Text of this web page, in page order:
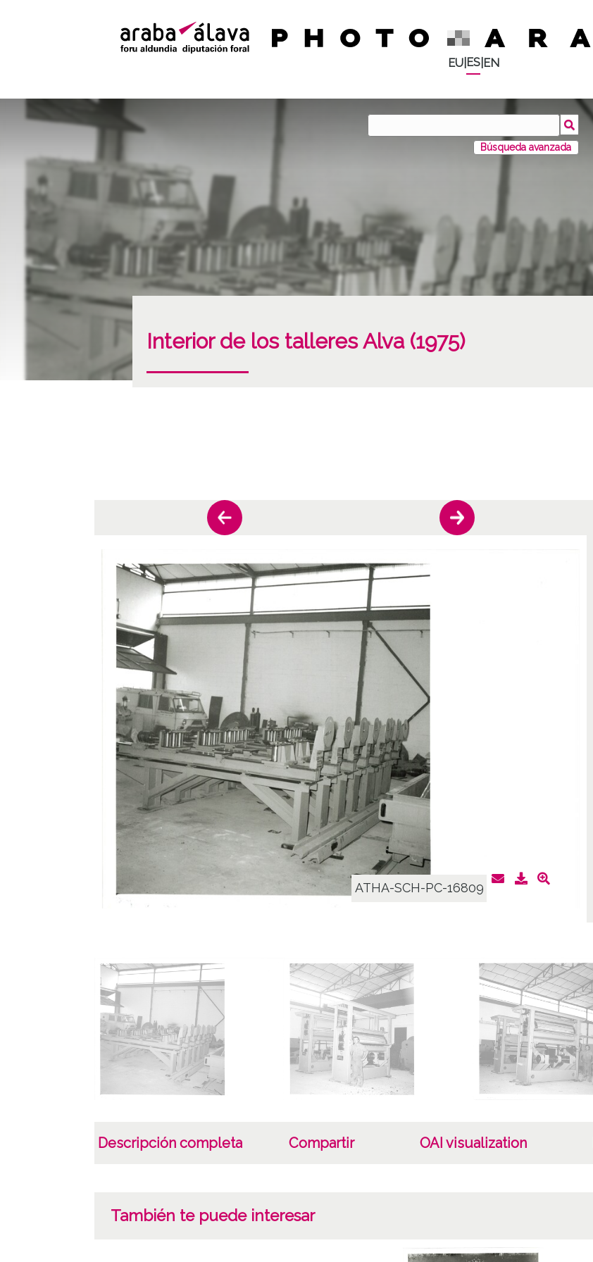
EU| ES| EN
Búsqueda avanzada
Interior de los talleres Alva (1975)
ATHA-SCH-PC-16809
Descripción completa Compartir OAI visualization
También te puede interesar